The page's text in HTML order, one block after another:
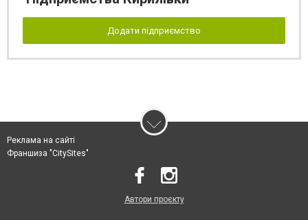
Додати підприємство
Реклама на сайті
Франшиза "CitySites"
Автори проєкту